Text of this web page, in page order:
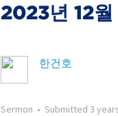
2023년 12
한건호
Sermon • Submitted 3